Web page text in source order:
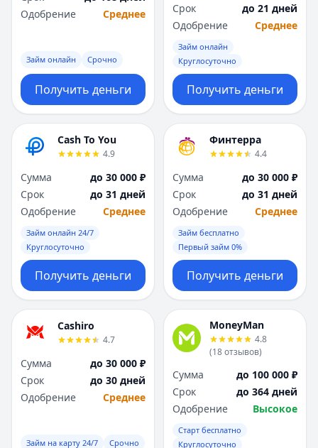
Одобрение
Среднее
Займ онлайн Срочно
Получить деньги
Срок
до 21 дней
Одобрение
Среднее
Займ онлайн
Круглосуточно
Получить деньги
Cash To You
4.9
Сумма
до 30 000 ₽
Срок
до 31 дней
Одобрение
Среднее
Займ онлайн 24/7
Круглосуточно
Получить деньги
Финтерра
4.4
Сумма
до 30 000 ₽
Срок
до 31 дней
Одобрение
Среднее
Займ бесплатно
Первый займ 0%
Получить деньги
Cashiro
4.7
Сумма
до 30 000 ₽
Срок
до 30 дней
Одобрение
Среднее
Займ на карту 24/7 Срочно
MoneyMan
4.8
(18отзывов)
Сумма
до 100 000 ₽
Срок
до 364 дней
Одобрение
Высокое
Старт бесплатно
Круглосуточно